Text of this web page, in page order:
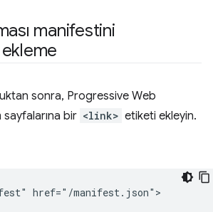
manifestini
ekleme
sonra, Progressive Web
sayfalarına bir <link> etiketi ekleyin.